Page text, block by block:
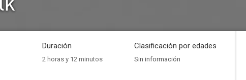
Duración
2 horas y 12 minutos
Clasificación por edades
Sin información